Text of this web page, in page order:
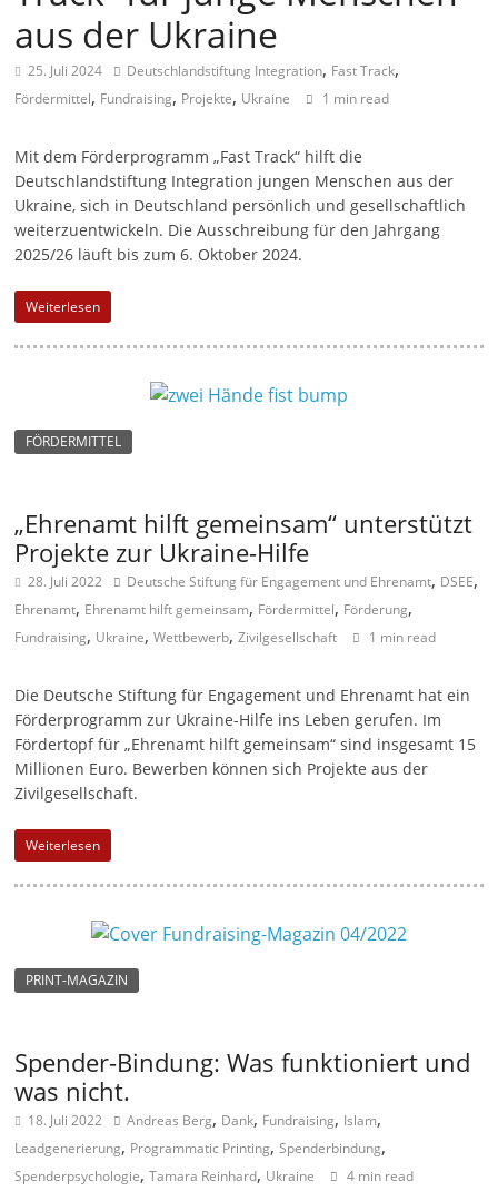
a
a
i
n
f
ü
o
i
M
a
r
k
i
n
g
n
|
e
r
e
aus der Ukraine
25. Juli 2024 Deutschlandstiftung Integration, Fast Track,
Fördermittel, Fundraising, Projekte, Ukraine 1 min read
Mit dem Förderprogramm „Fast Track“ hilft die
Deutschlandstiftung Integration jungen Menschen aus der
Ukraine, sich in Deutschland persönlich und gesellschaftlich
weiterzuentwickeln. Die Ausschreibung für den Jahrgang
2025/26 läuft bis zum 6. Oktober 2024.
Weiterlesen
FÖRDERMITTEL
„Ehrenamt hilft gemeinsam“ unterstützt
Projekte zur Ukraine-Hilfe
28. Juli 2022 Deutsche Stiftung für Engagement und Ehrenamt, DSEE,
Ehrenamt, Ehrenamt hilft gemeinsam, Fördermittel, Förderung,
Fundraising, Ukraine,Wettbewerb,Zivilgesellschaft 1 min read
Die Deutsche Stiftung für Engagement und Ehrenamt hat ein
Förderprogramm zur Ukraine-Hilfe ins Leben gerufen. Im
Fördertopf für „Ehrenamt hilft gemeinsam“ sind insgesamt 15
Millionen Euro. Bewerben können sich Projekte aus der
Zivilgesellschaft.
Weiterlesen
PRINT-MAGAZIN
Spender-Bindung: Was funktioniert und
was nicht.
18. Juli 2022 Andreas Berg, Dank, Fundraising, Islam,
Leadgenerierung, Programmatic Printing,Spenderbindung,
Spenderpsychologie,Tamara Reinhard, Ukraine 4 min read